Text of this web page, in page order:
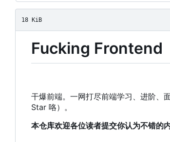
18 KiB
Fucking Frontend
干爆前端。一网打尽前端学习、进阶、
Star 咯）。
本仓库欢迎各位读者提交你认为不错的